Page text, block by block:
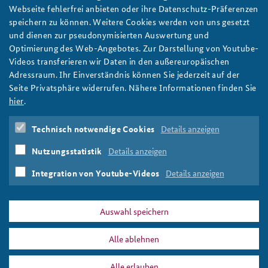
Anfahrt
Freundeskreis
Deutsches Forum Sicherheitspolitik
Arbeitskreis "Junge Sicherheitspolitiker"
Das Sicherheitspolitische Gespräch an der BAKS
Studierendenkonferenz Sicherheitspolitik gestalten
Newsletter-Archiv
die USA tun werden - Drei Empfehlungen für die
transatlantische Sicherheitspolitik
Statt zu fragen, was die USA künftig für Europa tun werden,
sollten Deutschland und die EU die neue US-Regierung aktiv mit
Vorschlägen zur transatlantischen Sicherheitspolitik begrüßen,
schreibt Prof. Dr. Gerlinde Groitl im BAKS-Arbeitspapier
6/2024. Foto: CC BY-NC 2.0/Sonderman
weiter
Arbeitspapier,US-Präsidentschaftswahl 2024,USA
Deutschland
Europa, , Kamala Harris
Transatlantische Beziehungen,White House
Verteidigungsfähigkeit,Burden Sharing
PRESSE DATENSCHUTZ IMPRESSUM FAQ
Webseite fehlerfrei anbieten oder ihre Datenschutz-Präferenzen
speichern zu können. Weitere Cookies werden von uns gesetzt
und dienen zur pseudonymisierten Auswertung und
Optimierung des Web-Angebotes. Zur Darstellung von Youtube-
Videos transferieren wir Daten in den außereuropäischen
Adressraum. Ihr Einverständnis können Sie jederzeit auf der
Seite Privatsphäre widerrufen. Nähere Informationen finden Sie
hier.
Technisch notwendige Cookies Details anzeigen
Nutzungsstatistik Details anzeigen
Integration von Youtube-Videos Details anzeigen
Auswahl speichern
Alle ablehnen